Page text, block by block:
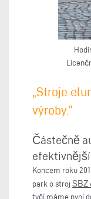
„Stroje
výroby.“
Částečně
Koncem roku
park o stroj SBZ
tyčí máme nyní